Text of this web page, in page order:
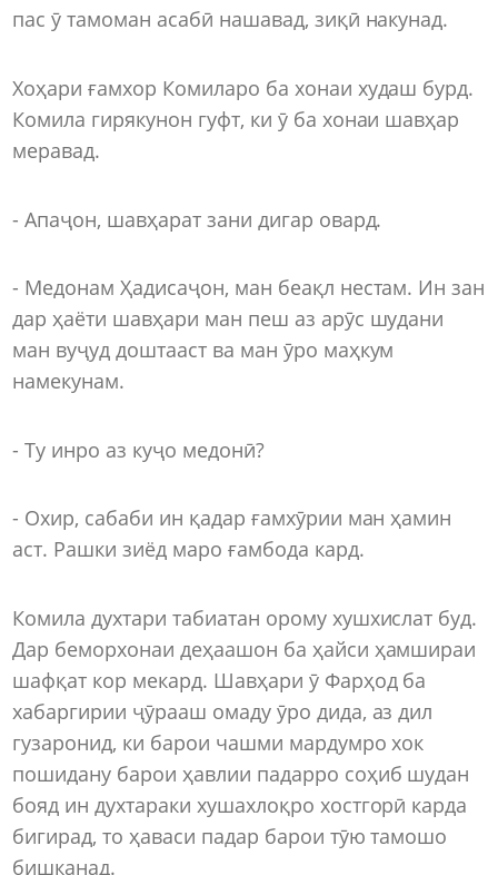
пас ӯ тамоман асабӣ нашавад, зиқӣ накунад.
Хоҳари ғамхор Комиларо ба хонаи худаш бурд.
Комила гирякунон гуфт, ки ӯ ба хонаи шавҳар
меравад.
- Апаҷон, шавҳарат зани дигар овард.
- Медонам Ҳадисаҷон, ман беақл нестам. Ин зан
дар ҳаёти шавҳари ман пеш аз арӯс шудани
ман вуҷуд доштааст ва ман ӯро маҳкум
намекунам.
- Ту инро аз куҷо медонӣ?
- Охир, сабаби ин қадар ғамхӯрии ман ҳамин
аст. Рашки зиёд маро ғамбода кард.
Комила духтари табиатан орому хушхислат буд.
Дар беморхонаи деҳаашон ба ҳайси ҳамшираи
шафқат кор мекард. Шавҳари ӯ Фарҳод ба
хабаргирии ҷӯрааш омаду ӯро дида, аз дил
гузаронид, ки барои чашми мардумро хок
пошидану барои ҳавлии падарро соҳиб шудан
бояд ин духтараки хушахлоқро хостгорӣ карда
бигирад, то ҳаваси падар барои тӯю тамошо
бишканад.